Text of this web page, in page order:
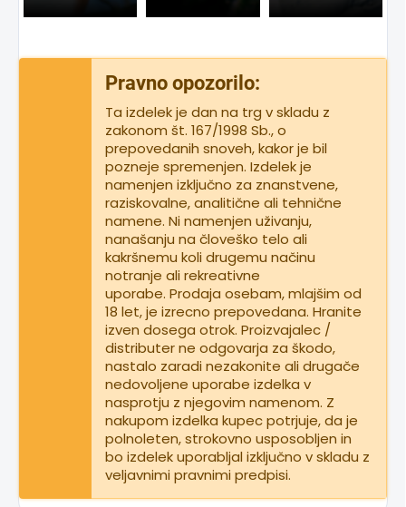
Pravno opozorilo:
Ta izdelek je dan na trg v skladu z
zakonom št. 167/1998 Sb., o
prepovedanih snoveh, kakor je bil
pozneje spremenjen. Izdelek je
namenjen izključno za znanstvene,
raziskovalne, analitične ali tehnične
namene. Ni namenjen uživanju,
nanašanju na človeško telo ali
kakršnemu koli drugemu načinu
notranje ali rekreativne
uporabe. Prodaja osebam, mlajšim od
18 let, je izrecno prepovedana. Hranite
izven dosega otrok. Proizvajalec /
distributer ne odgovarja za škodo,
nastalo zaradi nezakonite ali drugače
nedovoljene uporabe izdelka v
nasprotju z njegovim namenom. Z
nakupom izdelka kupec potrjuje, da je
polnoleten, strokovno usposobljen in
bo izdelek uporabljal izključno v skladu z
veljavnimi pravnimi predpisi.